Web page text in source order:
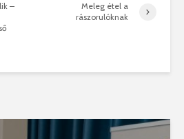
–
Meleg étel a
rászorulóknak